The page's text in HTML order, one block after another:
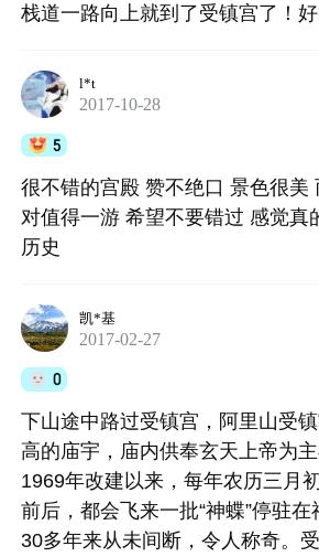
栈道一路向上就到了受镇宫了！好
l*t
2017-10-28
5
很不错的宫殿 赞不绝口 景色很美
对值得一游 希望不要错过 感觉真
历史
凯*基
2017-02-27
0
下山途中路过受镇宫，阿里山受
高的庙宇，庙内供奉玄天上帝为
1969年改建以来，每年农历三月
前后，都会飞来一批“神蝶”停驻在
30多年来从未间断，令人称奇。